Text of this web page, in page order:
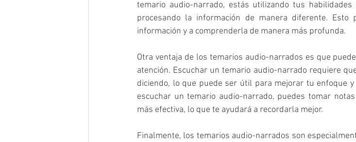
temario audio-narrado, estás utilizando tus
procesando la información de manera diferente.
información y a comprenderla de manera más profunda.
Otra ventaja de los temarios audio-narrados es que
atención. Escuchar un temario audio-narrado requiere
diciendo, lo que puede ser útil para mejorar tu enfoque
escuchar un temario audio-narrado, puedes tomar
más efectiva, lo que te ayudará a recordarla mejor.
Finalmente, los temarios audio-narrados son